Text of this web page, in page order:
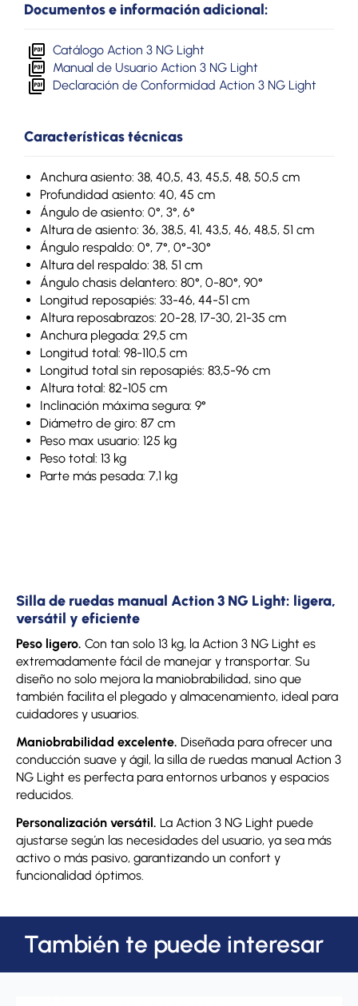
Documentos e información adicional:
Catálogo Action 3 NG Light
Manual de Usuario Action 3 NG Light
Declaración de Conformidad Action 3 NG Light
Características técnicas
Anchura asiento: 38, 40,5, 43, 45,5, 48, 50,5 cm
Profundidad asiento: 40, 45 cm
Ángulo de asiento: 0°, 3°, 6°
Altura de asiento: 36, 38,5, 41, 43,5, 46, 48,5, 51 cm
Ángulo respaldo: 0°, 7°, 0°-30°
Altura del respaldo: 38, 51 cm
Ángulo chasis delantero: 80°, 0-80°, 90°
Longitud reposapiés: 33-46, 44-51 cm
Altura reposabrazos: 20-28, 17-30, 21-35 cm
Anchura plegada: 29,5 cm
Longitud total: 98-110,5 cm
Longitud total sin reposapiés: 83,5-96 cm
Altura total: 82-105 cm
Inclinación máxima segura: 9°
Diámetro de giro: 87 cm
Peso max usuario: 125 kg
Peso total: 13 kg
Parte más pesada: 7,1 kg
Silla de ruedas manual Action 3 NG Light: ligera,
versátil y eficiente
Peso ligero. Con tan solo 13 kg, la Action 3 NG Light es
extremadamente fácil de manejar y transportar. Su
diseño no solo mejora la maniobrabilidad, sino que
también facilita el plegado y almacenamiento, ideal para
cuidadores y usuarios.
Maniobrabilidad excelente. Diseñada para ofrecer una
conducción suave y ágil, la silla de ruedas manual Action 3
NG Light es perfecta para entornos urbanos y espacios
reducidos.
Personalización versátil. La Action 3 NG Light puede
ajustarse según las necesidades del usuario, ya sea más
activo o más pasivo, garantizando un confort y
funcionalidad óptimos.
También te puede interesar